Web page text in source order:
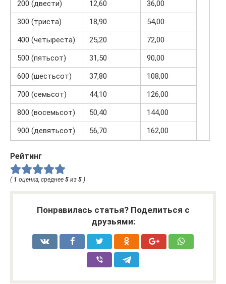
200 (двести)
12,60
36,00
300 (триста)
18,90
54,00
400 (четыреста)
25,20
72,00
500 (пятьсот)
31,50
90,00
600 (шестьсот)
37,80
108,00
700 (семьсот)
44,10
126,00
800 (восемьсот)
50,40
144,00
900 (девятьсот)
56,70 162,00
Рейтинг
( 1 оценка, среднее 5 из 5 )
Понравилась статья? Поделиться с
друзьями: